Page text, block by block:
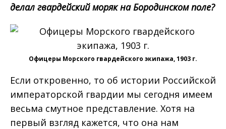
делал гвардейский моряк на Бородинском поле?
Офицеры Морского гвардейского экипажа, 1903 г.
Если откровенно, то об истории Российской
императорской гвардии мы сегодня имеем
весьма смутное представление. Хотя на
первый взгляд кажется, что она нам